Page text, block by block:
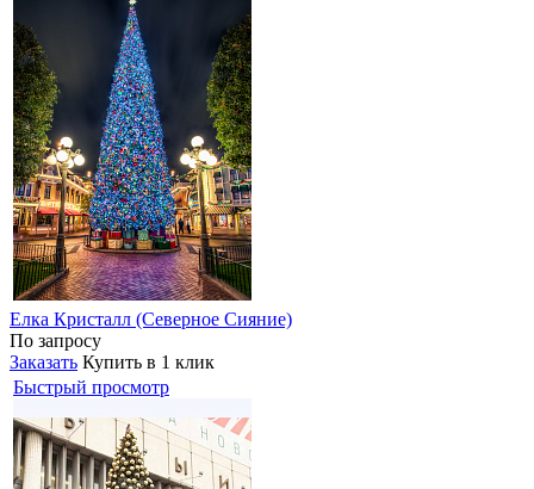
Елка Кристалл (Северное Сияние)
По запросу
Заказать Купить в 1 клик
Быстрый просмотр